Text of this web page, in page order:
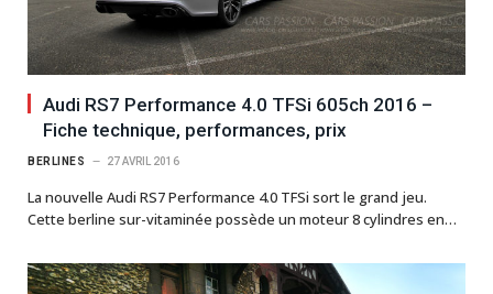
Audi RS7 Performance 4.0 TFSi 605ch 2016 –
Fiche technique, performances, prix
BERLINES 27 AVRIL 2016
La nouvelle Audi RS7 Performance 4.0 TFSi sort le grand jeu.
Cette berline sur-vitaminée possède un moteur 8 cylindres en…